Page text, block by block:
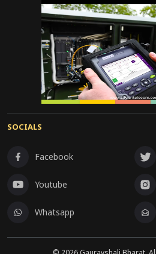
SOCIALS
Facebook
Youtube
Whatsapp